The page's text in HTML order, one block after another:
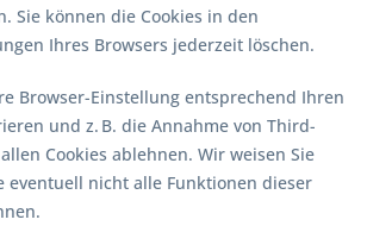
Sie können die Cookies in den
Ihres Browsers jederzeit löschen.
Browser-Einstellung entsprechend Ihren
und z. B. die Annahme von Third-
Cookies ablehnen. Wir weisen Sie
eventuell nicht alle Funktionen dieser